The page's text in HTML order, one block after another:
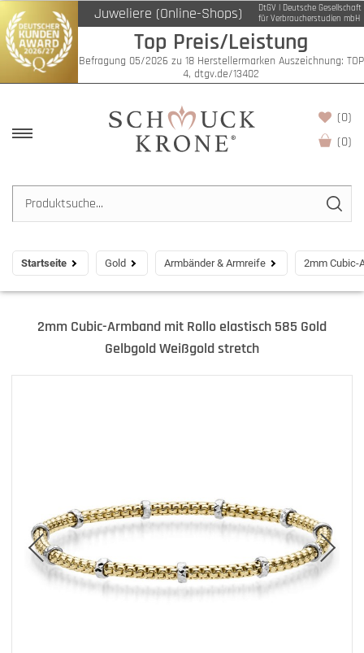
Juweliere (Online-Shops)
DtGV | Deutsche Gesellschaft
für Verbraucherstudien mbH
Top Preis/Leistung
Befragung 05/2026 zu 18 Herstellermarken Auszeichnung: TOP
4, dtgv.de/13402
(0)
(0)
Startseite Gold Armbänder & Armreife 2mm Cubic-
2mm Cubic-Armband mit Rollo elastisch 585 Gold
Gelbgold Weißgold stretch